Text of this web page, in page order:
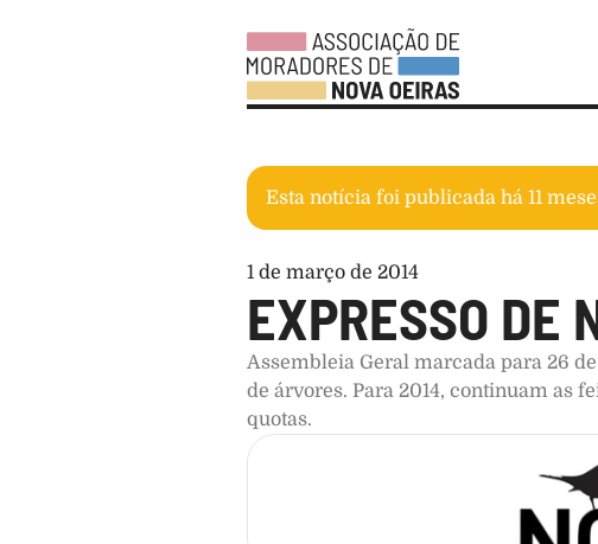
Esta notícia foi publicada há 11
1 de março de 2014
EXPRESSO DE
Assembleia Geral marcada para 26
de árvores. Para 2014, continuam as
quotas.